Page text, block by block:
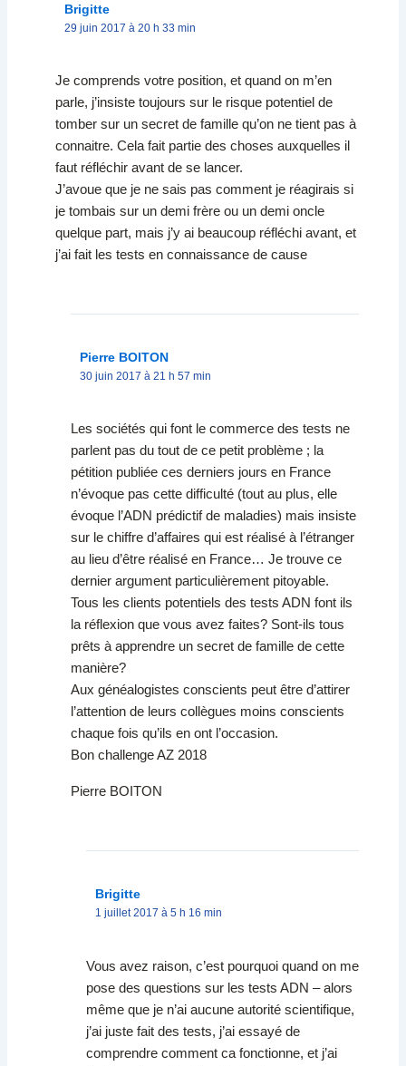
Brigitte
29 juin 2017 à 20 h 33 min
Je comprends votre position, et quand on m’en
parle, j’insiste toujours sur le risque potentiel de
tomber sur un secret de famille qu’on ne tient pas à
connaitre. Cela fait partie des choses auxquelles il
faut réfléchir avant de se lancer.
J’avoue que je ne sais pas comment je réagirais si
je tombais sur un demi frère ou un demi oncle
quelque part, mais j’y ai beaucoup réfléchi avant, et
j’ai fait les tests en connaissance de cause
Pierre BOITON
30 juin 2017 à 21 h 57 min
Les sociétés qui font le commerce des tests ne
parlent pas du tout de ce petit problème ; la
pétition publiée ces derniers jours en France
n’évoque pas cette difficulté (tout au plus, elle
évoque l’ADN prédictif de maladies) mais insiste
sur le chiffre d’affaires qui est réalisé à l’étranger
au lieu d’être réalisé en France… Je trouve ce
dernier argument particulièrement pitoyable.
Tous les clients potentiels des tests ADN font ils
la réflexion que vous avez faites? Sont-ils tous
prêts à apprendre un secret de famille de cette
manière?
Aux généalogistes conscients peut être d’attirer
l’attention de leurs collègues moins conscients
chaque fois qu’ils en ont l’occasion.
Bon challenge AZ 2018
Pierre BOITON
Brigitte
1 juillet 2017 à 5 h 16 min
Vous avez raison, c’est pourquoi quand on me
pose des questions sur les tests ADN – alors
même que je n’ai aucune autorité scientifique,
j’ai juste fait des tests, j’ai essayé de
comprendre comment ca fonctionne, et j’ai